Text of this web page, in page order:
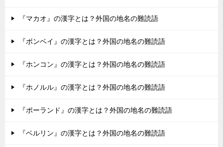
『マカオ』の漢字とは？外国の地名の難読語
『ボンベイ』の漢字とは？外国の地名の難読語
『ホンコン』の漢字とは？外国の地名の難読語
『ホノルル』の漢字とは？外国の地名の難読語
『ポーランド』の漢字とは？外国の地名の難読語
『ベルリン』の漢字とは？外国の地名の難読語